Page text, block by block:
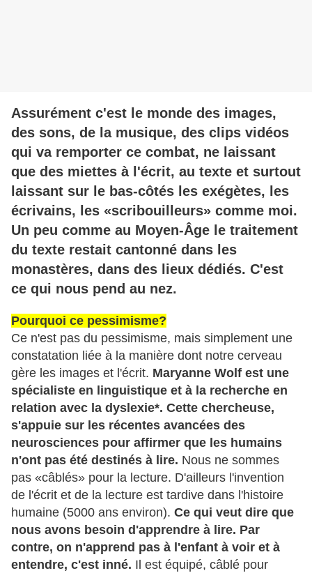
Assurément c'est le monde des images,
des sons, de la musique, des clips vidéos
qui va remporter ce combat, ne laissant
que des miettes à l'écrit, au texte et surtout
laissant sur le bas-côtés les exégètes, les
écrivains, les «scribouilleurs» comme moi.
Un peu comme au Moyen-Âge le traitement
du texte restait cantonné dans les
monastères, dans des lieux dédiés. C'est
ce qui nous pend au nez.
Pourquoi ce pessimisme?
Ce n'est pas du pessimisme, mais simplement une
constatation liée à la manière dont notre cerveau
gère les images et l'écrit. Maryanne Wolf est une
spécialiste en linguistique et à la recherche en
relation avec la dyslexie*. Cette chercheuse,
s'appuie sur les récentes avancées des
neurosciences pour affirmer que les humains
n'ont pas été destinés à lire. Nous ne sommes
pas «câblés» pour la lecture. D'ailleurs l'invention
de l'écrit et de la lecture est tardive dans l'histoire
humaine (5000 ans environ). Ce qui veut dire que
nous avons besoin d'apprendre à lire. Par
contre, on n'apprend pas à l'enfant à voir et à
entendre, c'est inné. Il est équipé, câblé pour